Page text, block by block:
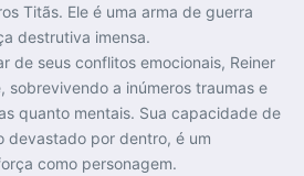
Titãs. Ele é uma arma de guerra
destrutiva imensa.
de seus conflitos emocionais, Reiner
sobrevivendo a inúmeros traumas e
quanto mentais. Sua capacidade de
devastado por dentro, é um
como personagem.